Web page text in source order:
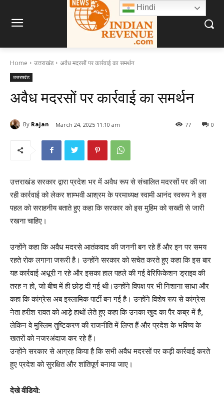
Home उत्तराखंड अवैध मदरसों पर कार्रवाई का समर्थन
उत्तराखंड
अवैध मदरसों पर कार्रवाई का समर्थन
By Rajan March 24, 2025 11:10 am 0
77
उत्तराखंड सरकार द्वारा प्रदेश भर में अवैध रूप से संचालित मदरसों पर की जा
रही कार्रवाई को लेकर शाम्भवी आश्रम के परमाध्यक्ष स्वामी आनंद स्वरूप ने इस
पहल को सराहनीय बताते हुए कहा कि सरकार को इस मुहिम को सख्ती से जारी
रखना चाहिए।
उन्होंने कहा कि अवैध मदरसे आतंकवाद की जननी बन रहे हैं और इन पर समय
रहते रोक लगाना जरूरी है। उन्होंने सरकार को सचेत करते हुए कहा कि इस बार
यह कार्रवाई अधूरी न रहे और इसका हाल पहले की गई वेरिफिकेशन ड्राइव की
तरह न हो, जो बीच में ही छोड़ दी गई थी।उन्होंने विपक्ष पर भी निशाना साधा और
कहा कि कांग्रेस अब इस्लामिक पार्टी बन गई है। उन्होंने विशेष रूप से कांग्रेस
नेता हरीश रावत को आड़े हाथों लेते हुए कहा कि उनका खुद का पैर कब्र में है,
लेकिन वे मुस्लिम तुष्टिकरण की राजनीति में लिप्त हैं और प्रदेश के भविष्य के
खतरों को नजरअंदाज कर रहे हैं।
उन्होंने सरकार से आग्रह किया है कि सभी अवैध मदरसों पर कड़ी कार्रवाई करते
हुए प्रदेश को सुरक्षित और शांतिपूर्ण बनाया जाए।
देखे वीडियो:
Hindi